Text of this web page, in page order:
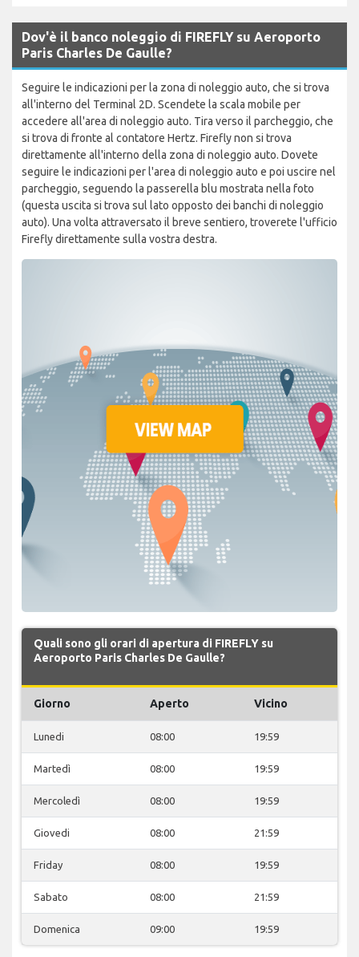
Dov'è il banco noleggio di FIREFLY su Aeroporto
Paris Charles De Gaulle?
Seguire le indicazioni per la zona di noleggio auto, che si trova
all'interno del Terminal 2D. Scendete la scala mobile per
accedere all'area di noleggio auto. Tira verso il parcheggio, che
si trova di fronte al contatore Hertz. Firefly non si trova
direttamente all'interno della zona di noleggio auto. Dovete
seguire le indicazioni per l'area di noleggio auto e poi uscire nel
parcheggio, seguendo la passerella blu mostrata nella foto
(questa uscita si trova sul lato opposto dei banchi di noleggio
auto). Una volta attraversato il breve sentiero, troverete l'ufficio
Firefly direttamente sulla vostra destra.
Quali sono gli orari di apertura di FIREFLY su
Aeroporto Paris Charles De Gaulle?
Giorno Aperto Vicino
Lunedi 08:00 19:59
Martedì 08:00 19:59
Mercoledì 08:00 19:59
Giovedi 08:00 21:59
Friday 08:00 19:59
Sabato 08:00 21:59
Domenica 09:00 19:59